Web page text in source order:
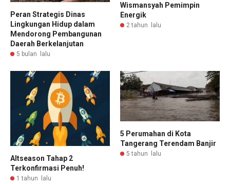
Peran Strategis Dinas
Lingkungan Hidup dalam
Mendorong Pembangunan
Daerah Berkelanjutan
5 bulan lalu
Wismansyah Pemimpin
Energik
2 tahun lalu
Altseason Tahap 2
Terkonfirmasi Penuh!
1 tahun lalu
5 Perumahan di Kota
Tangerang Terendam Banjir
5 tahun lalu